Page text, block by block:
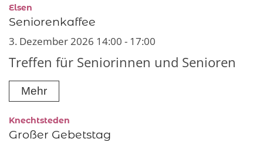
Elsen
Seniorenkaffee
3. Dezember 2026 14:00 - 17:00
Treffen für Seniorinnen und Senioren
Mehr
Knechtsteden
Großer Gebetstag